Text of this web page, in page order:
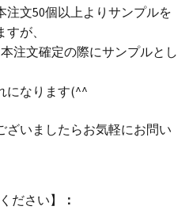
文50個以上よりサンプルを
が、
注文確定の際にサンプルとし
なります(^^ゞ
ざいましたらお気軽にお問い
ださい】